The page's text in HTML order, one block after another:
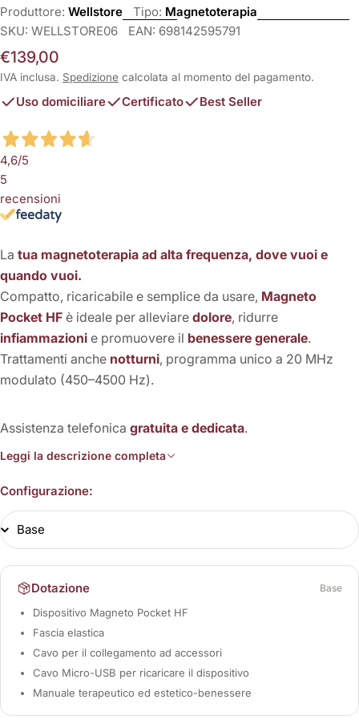
Produttore: Wellstore Tipo: Magnetoterapia
SKU: WELLSTORE06 EAN: 698142595791
Prezzo
normale
€139,00
IVA inclusa. Spedizione calcolata al momento del pagamento.
Uso domiciliare Certificato Best Seller
4,6/5
5
recensioni
La tua magnetoterapia ad alta frequenza, dove vuoi e
quando vuoi.
Compatto, ricaricabile e semplice da usare, Magneto
Pocket HF è ideale per alleviare dolore, ridurre
infiammazioni e promuovere il benessere generale.
Trattamenti anche notturni, programma unico a 20 MHz
modulato (450–4500 Hz).
Assistenza telefonica gratuita e dedicata.
Leggi la descrizione completa
Configurazione:
Dotazione Base
Dispositivo Magneto Pocket HF
Fascia elastica
Cavo per il collegamento ad accessori
Cavo Micro-USB per ricaricare il dispositivo
Manuale terapeutico ed estetico-benessere